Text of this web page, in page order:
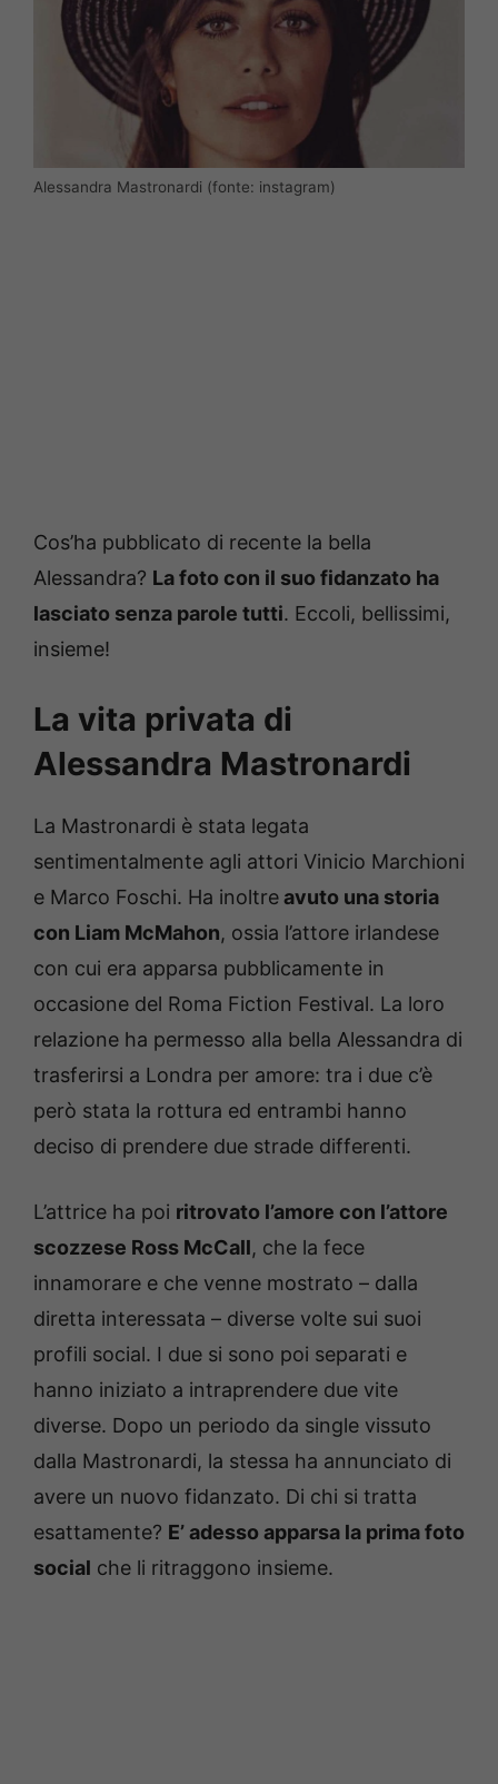
Alessandra Mastronardi (fonte: instagram)
Cos’ha pubblicato di recente la bella
Alessandra? La foto con il suo fidanzato ha
lasciato senza parole tutti. Eccoli, bellissimi,
insieme!
La vita privata di
Alessandra Mastronardi
La Mastronardi è stata legata
sentimentalmente agli attori Vinicio Marchioni
e Marco Foschi. Ha inoltreavuto una storia
con Liam McMahon, ossia l’attore irlandese
con cui era apparsa pubblicamente in
occasione del Roma Fiction Festival. La loro
relazione ha permesso alla bella Alessandra di
trasferirsi a Londra per amore: tra i due c’è
però stata la rottura ed entrambi hanno
deciso di prendere due strade differenti.
L’attrice ha poi ritrovato l’amore con l’attore
scozzese Ross McCall, che la fece
innamorare e che venne mostrato – dalla
diretta interessata – diverse volte sui suoi
profili social. I due si sono poi separati e
hanno iniziato a intraprendere due vite
diverse. Dopo un periodo da single vissuto
dalla Mastronardi, la stessa ha annunciato di
avere un nuovo fidanzato. Di chi si tratta
esattamente? E’ adesso apparsa la prima foto
social che li ritraggono insieme.